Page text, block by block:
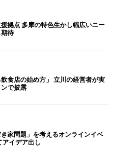
拠点 多摩の特色生かし幅広いニー
待
飲食店の始め方」 立川の経営者が実
で披露
家問題」を考えるオンラインイベ
アイデア出し